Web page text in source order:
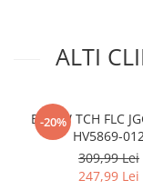
ALTI
-20%
B NSW TCH FLC
HV5869-
309,99 Lei
247,99 Lei